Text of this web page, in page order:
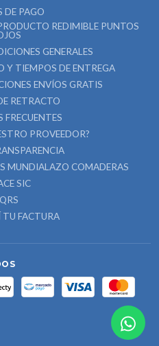
DE PAGO
REDIMIBLE PUNTOS
GENERALES
Y TIEMPOS DE ENTREGA
ENVÍOS GRATIS
RETRACTO
FRECUENTES
PROVEEDOR?
MUNDIALAZO COMADERAS
SIC
TU FACTURA